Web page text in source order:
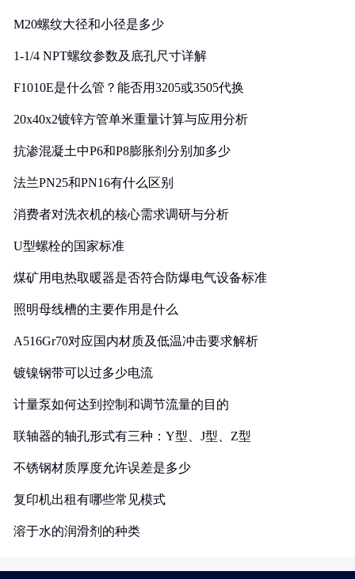
M20螺纹大径和小径是多少
1-1/4 NPT螺纹参数及底孔尺寸详解
F1010E是什么管？能否用3205或3505代换
20x40x2镀锌方管单米重量计算与应用分析
抗渗混凝土中P6和P8膨胀剂分别加多少
法兰PN25和PN16有什么区别
消费者对洗衣机的核心需求调研与分析
U型螺栓的国家标准
煤矿用电热取暖器是否符合防爆电气设备标准
照明母线槽的主要作用是什么
A516Gr70对应国内材质及低温冲击要求解析
镀镍钢带可以过多少电流
计量泵如何达到控制和调节流量的目的
联轴器的轴孔形式有三种：Y型、J型、Z型
不锈钢材质厚度允许误差是多少
复印机出租有哪些常见模式
溶于水的润滑剂的种类